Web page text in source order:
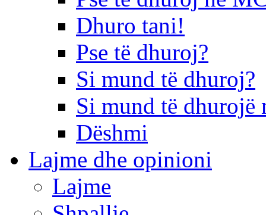
Dhuro tani!
Pse të dhuroj?
Si mund të dhuroj?
Si mund të dhurojë
Dëshmi
Lajme dhe opinioni
Lajme